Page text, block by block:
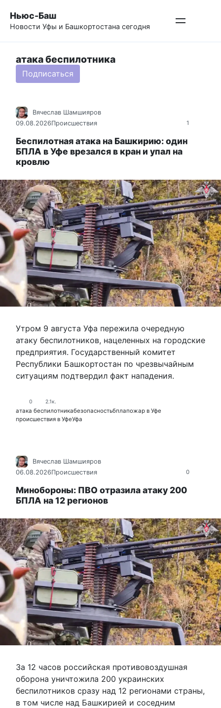
контенту
Ньюс-Баш
Новости Уфы и Башкортостана сегодня
атака беспилотника
Подписаться
1
Вячеслав Шамшияров
09.08.2026Происшествия
Беспилотная атака на Башкирию: один
БПЛА в Уфе врезался в кран и упал на
кровлю
Утром 9 августа Уфа пережила очередную
атаку беспилотников, нацеленных на городские
предприятия. Государственный комитет
Республики Башкортостан по чрезвычайным
ситуациям подтвердил факт нападения.
0 2.1к.
атака беспилотникабезопасностьбплапожар в Уфе
происшествия в УфеУфа
0
Вячеслав Шамшияров
06.08.2026Происшествия
Минобороны: ПВО отразила атаку 200
БПЛА на 12 регионов
За 12 часов российская противовоздушная
оборона уничтожила 200 украинских
беспилотников сразу над 12 регионами страны,
в том числе над Башкирией и соседним